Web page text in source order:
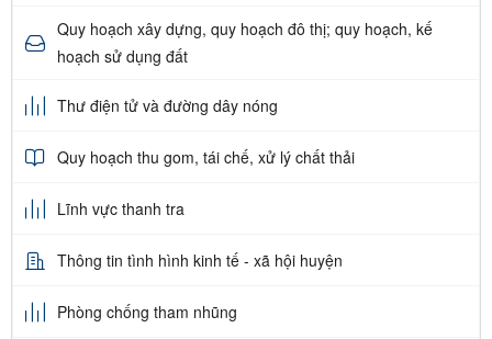
Quy hoạch xây dựng, quy hoạch đô thị; quy hoạch, kế
hoạch sử dụng đất
Thư điện tử và đường dây nóng
Quy hoạch thu gom, tái chế, xử lý chất thải
Lĩnh vực thanh tra
Thông tin tình hình kinh tế - xã hội huyện
Phòng chống tham nhũng